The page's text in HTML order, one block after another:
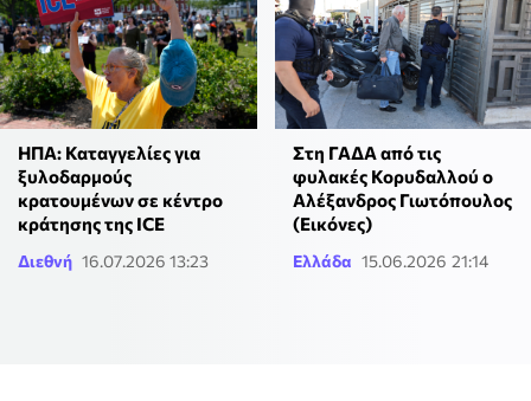
ΗΠΑ: Καταγγελίες για
ξυλοδαρμούς
κρατουμένων σε κέντρο
κράτησης της ICE
Διεθνή 16.07.2026 13:23
Στη ΓΑΔΑ από τις
φυλακές Κορυδαλλού ο
Αλέξανδρος Γιωτόπουλος
(Εικόνες)
Ελλάδα 15.06.2026 21:14